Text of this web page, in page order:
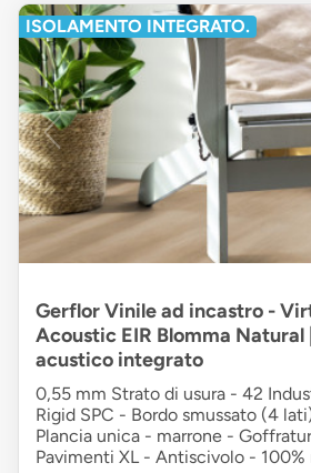
ISOLAMENTO INTEGRATO.
Gerflor Vinile ad incastro -
Acoustic EIR Blomma Natural
acustico integrato
0,55 mm Strato di usura - 42
Rigid SPC - Bordo smussato (4
Plancia unica - marrone -
Pavimenti XL - Antiscivolo -